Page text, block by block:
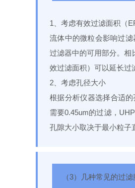
1、考虑有效过滤面积（
流体中的微粒会影响过
过滤器中的可用部分。相
效过滤面积）可以延长过
2、考虑孔径大小
根据分析仪器选择合适
需要0.45um的过滤，
孔隙大小取决于最小粒子
（3）几种常见的过